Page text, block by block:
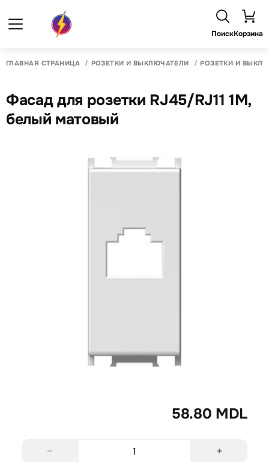
ПоискКорзина
ГЛАВНАЯ СТРАНИЦА РОЗЕТКИ И ВЫКЛЮЧАТЕЛИ РОЗЕТКИ И
Фасад для розетки RJ45/RJ11 1M,
белый матовый
58.80 MDL
− +